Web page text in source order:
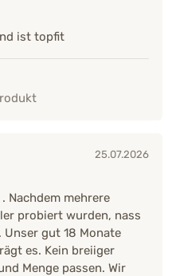
ist topfit
25.07.2026
Nachdem mehrere
probiert wurden, nass
gut 18 Monate
es. Kein breiiger
Menge passen. Wir